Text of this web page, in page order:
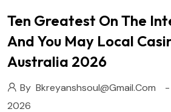
Ten Greatest On The
And You May Local
Australia 2026
By Bkreyanshsoul@gmail.com
2026